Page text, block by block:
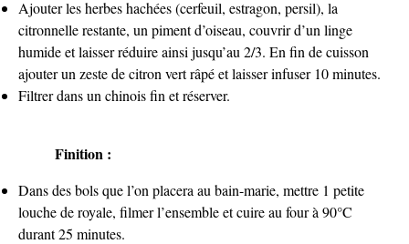
Ajouter les herbes hachées (cerfeuil, estragon, persil), la
citronnelle restante, un piment d’oiseau, couvrir d’un linge
humide et laisser réduire ainsi jusqu’au 2/3. En fin de cuisson
ajouter un zeste de citron vert râpé et laisser infuser 10 minutes.
Filtrer dans un chinois fin et réserver.
Finition :
Dans des bols que l’on placera au bain-marie, mettre 1 petite
louche de royale, filmer l’ensemble et cuire au four à 90°C
durant 25 minutes.